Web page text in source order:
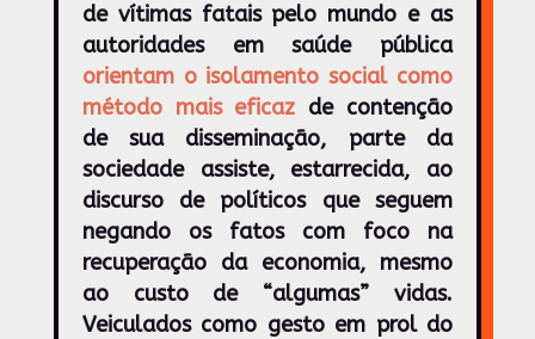
de vítimas fatais pelo mundo e as
autoridades em saúde pública
orientam o isolamento social como
método mais eficaz de contenção
de sua disseminação, parte da
sociedade assiste, estarrecida, ao
discurso de políticos que seguem
negando os fatos com foco na
recuperação da economia, mesmo
ao custo de “algumas” vidas.
Veiculados como gesto em prol do